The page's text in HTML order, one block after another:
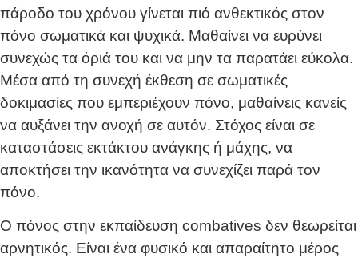
πάροδο του χρόνου γίνεται πιό ανθεκτικός στον
πόνο σωματικά και ψυχικά. Μαθαίνει να ευρύνει
συνεχώς τα όριά του και να μην τα παρατάει εύκολα.
Μέσα από τη συνεχή έκθεση σε σωματικές
δοκιμασίες που εμπεριέχουν πόνο, μαθαίνεις κανείς
να αυξάνει την ανοχή σε αυτόν. Στόχος είναι σε
καταστάσεις εκτάκτου ανάγκης ή μάχης, να
αποκτήσει την ικανότητα να συνεχίζει παρά τον
πόνο.
Ο πόνος στην εκπαίδευση combatives δεν θεωρείται
αρνητικός. Είναι ένα φυσικό και απαραίτητο μέρος